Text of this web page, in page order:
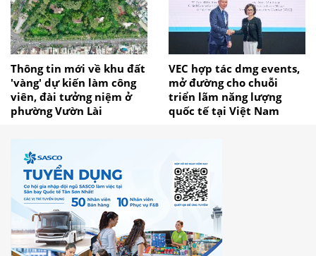
Thông tin mới về khu đất
'vàng' dự kiến làm công
viên, đài tưởng niệm ở
phường Vườn Lài
VEC hợp tác dmg events,
mở đường cho chuỗi
triển lãm năng lượng
quốc tế tại Việt Nam